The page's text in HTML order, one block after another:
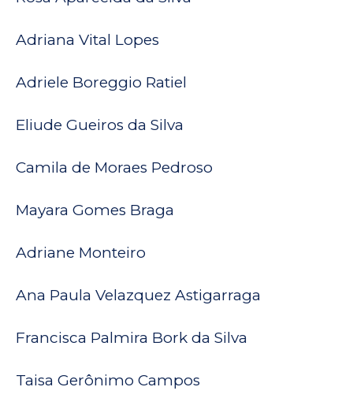
Adriana Vital Lopes
Adriele Boreggio Ratiel
Eliude Gueiros da Silva
Camila de Moraes Pedroso
Mayara Gomes Braga
Adriane Monteiro
Ana Paula Velazquez Astigarraga
Francisca Palmira Bork da Silva
Taisa Gerônimo Campos